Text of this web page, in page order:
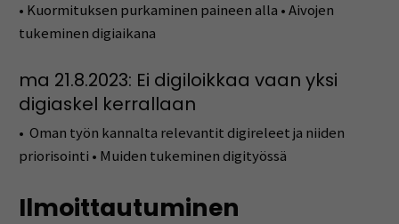
• Kuormituksen purkaminen paineen alla • Aivojen
tukeminen digiaikana
ma 21.8.2023: Ei digiloikkaa vaan yksi
digiaskel kerrallaan
• Oman työn kannalta relevantit digireleet ja niiden
priorisointi • Muiden tukeminen digityössä
Ilmoittautuminen